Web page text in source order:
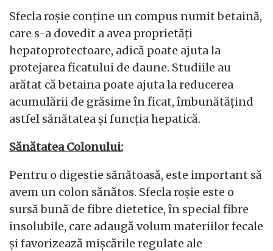
Sfecla roșie conține un compus numit betaină,
care s-a dovedit a avea proprietăți
hepatoprotectoare, adică poate ajuta la
protejarea ficatului de daune. Studiile au
arătat că betaina poate ajuta la reducerea
acumulării de grăsime în ficat, îmbunătățind
astfel sănătatea și funcția hepatică.
Sănătatea Colonului:
Pentru o digestie sănătoasă, este important să
avem un colon sănătos. Sfecla roșie este o
sursă bună de fibre dietetice, în special fibre
insolubile, care adaugă volum materiilor fecale
și favorizează mișcările regulate ale